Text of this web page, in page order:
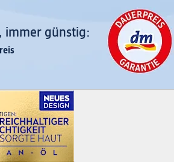
immer günstig: